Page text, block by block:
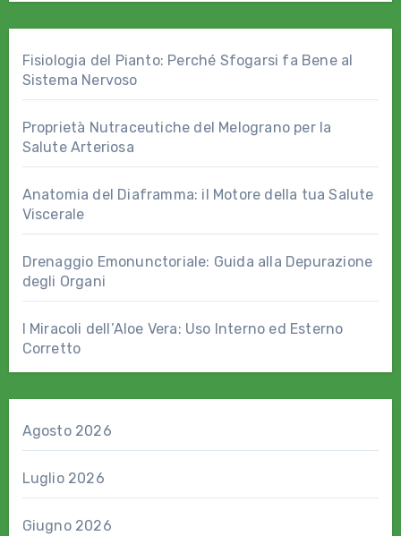
Fisiologia del Pianto: Perché Sfogarsi fa Bene al
Sistema Nervoso
Proprietà Nutraceutiche del Melograno per la
Salute Arteriosa
Anatomia del Diaframma: il Motore della tua Salute
Viscerale
Drenaggio Emonunctoriale: Guida alla Depurazione
degli Organi
I Miracoli dell’Aloe Vera: Uso Interno ed Esterno
Corretto
Agosto 2026
Luglio 2026
Giugno 2026